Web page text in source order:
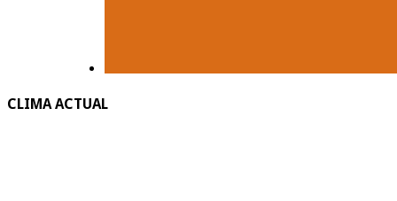
CLIMA ACTUAL